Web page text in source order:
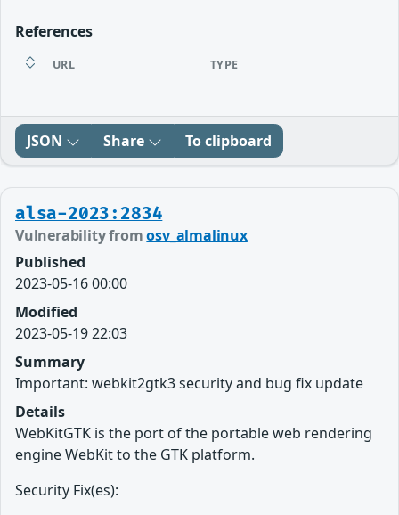
References
URL TYPE
JSON Share To clipboard
alsa-2023:2834
Vulnerability fromosv_almalinux
Published
2023-05-16 00:00
Modified
2023-05-19 22:03
Summary
Important: webkit2gtk3 security and bug fix update
Details
WebKitGTK is the port of the portable web rendering
engine WebKit to the GTK platform.
Security Fix(es):